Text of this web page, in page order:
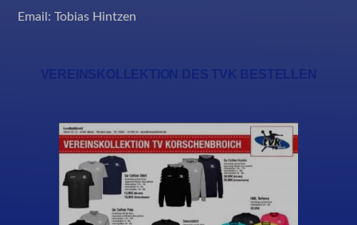
Email: Tobias Hintzen
VEREINSKOLLEKTION DES TVK BESTELLEN